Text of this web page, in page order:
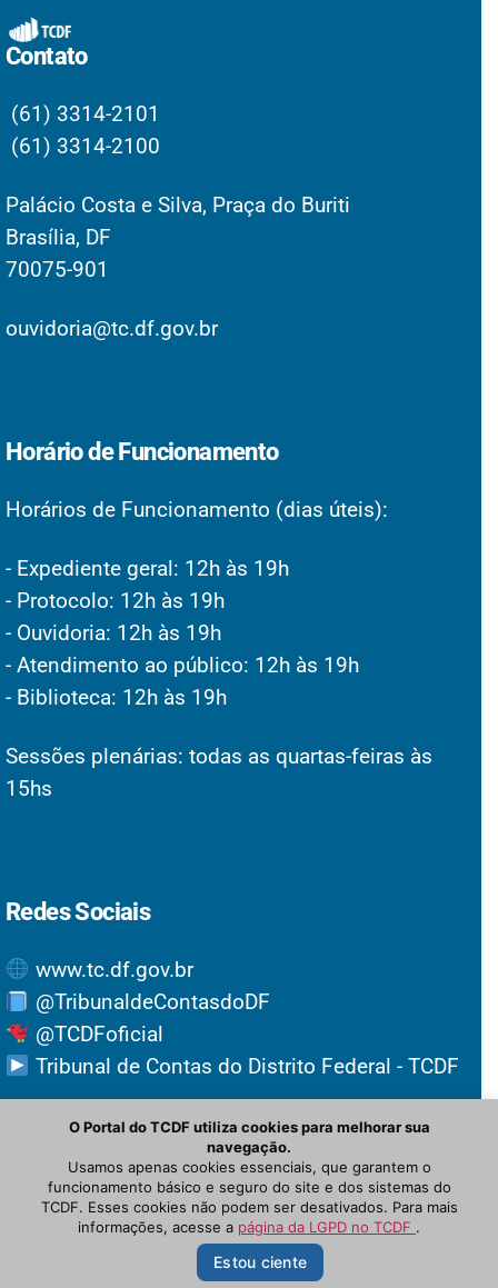
Contato
(61) 3314-2101
(61) 3314-2100
Palácio Costa e Silva, Praça do Buriti
Brasília, DF
70075-901
ouvidoria@tc.df.gov.br
Horário de Funcionamento
Horários de Funcionamento (dias úteis):
- Expediente geral: 12h às 19h
- Protocolo: 12h às 19h
- Ouvidoria: 12h às 19h
- Atendimento ao público: 12h às 19h
- Biblioteca: 12h às 19h
Sessões plenárias: todas as quartas-feiras às
15hs
Redes Sociais
www.tc.df.gov.br
@TribunaldeContasdoDF
@TCDFoficial
Tribunal de Contas do Distrito Federal - TCDF
© Newspaper WordPress Theme by TagDiv
O Portal do TCDF utiliza cookies para melhorar sua
navegação.
Usamos apenas cookies essenciais, que garantem o
funcionamento básico e seguro do site e dos sistemas do
TCDF. Esses cookies não podem ser desativados. Para mais
informações, acesse a página da LGPD no TCDF .
Estou ciente
NOTÍCIAS